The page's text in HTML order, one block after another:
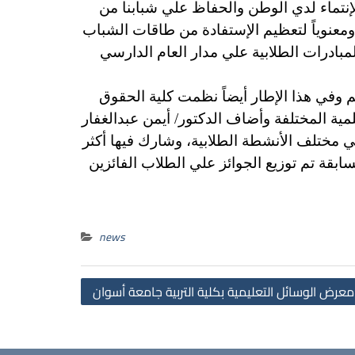
لدي الوطن والحفاظ علي شبابنا من
ومعنوياً لتعظيم الإستفادة من طاقات الشباب
الطلابية علي مدار العام الدارسي
وفي هذا الإطار أيضاً نظمت كلية الحقوق
المختلفة وأضاف الدكتور/ أيمن عبدالغفار
الأنشطة الطلابية، وشارك فيها أكثر
تم توزيع الجوائز علي الطلاب الفائزين
news
الوسائل التعليمية بكلية التربية جامعة أسوان